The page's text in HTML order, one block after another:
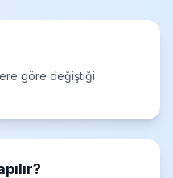
göre değiştiği